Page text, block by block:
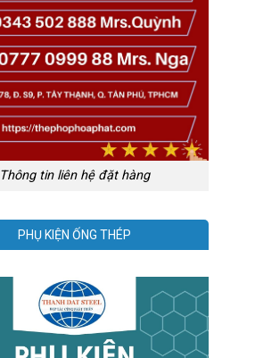
Thông tin liên hệ đặt hàng
PHỤ KIỆN ỐNG THÉP